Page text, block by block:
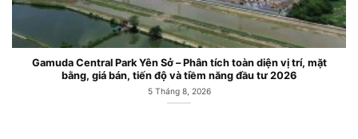
Căn hộ chung cư Gamuda Central Park Công viên Yên Sở Hoàng
Mai
6 Tháng 7, 2026